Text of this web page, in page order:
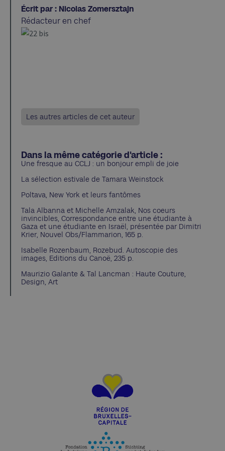
Écrit par : Nicolas Zomersztajn
Rédacteur en chef
Les autres articles de cet auteur
Dans la même catégorie d'article :
Une fresque au CCLJ : un bonjour empli de joie
La sélection estivale de Tamara Weinstock
Poltava, New York et leurs fantômes
Tala Albanna et Michelle Amzalak, Nos coeurs
invincibles, Correspondance entre une étudiante à
Gaza et une étudiante en Israël, présentée par Dimitri
Krier, Nouvel Obs/Flammarion, 165 p.
Isabelle Rozenbaum, Rozebud. Autoscopie des
images, Editions du Canoë, 235 p.
Maurizio Galante & Tal Lancman : Haute Couture,
Design, Art